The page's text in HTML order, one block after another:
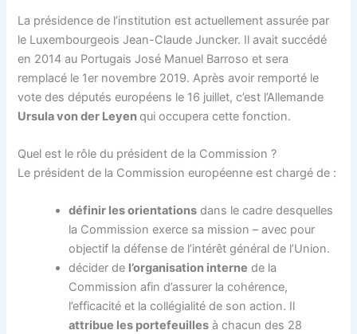
La présidence de l’institution est actuellement assurée par
le Luxembourgeois Jean-Claude Juncker. Il avait succédé
en 2014 au Portugais José Manuel Barroso et sera
remplacé le 1er novembre 2019. Après avoir remporté le
vote des députés européens le 16 juillet, c’est l’Allemande
Ursula von der Leyenqui occupera cette fonction.
Quel est le rôle du président de la Commission ?
Le président de la Commission européenne est chargé de :
définir les orientations dans le cadre desquelles
la Commission exerce sa mission – avec pour
objectif la défense de l’intérêt général de l’Union.
décider de l’organisation interne de la
Commission afin d’assurer la cohérence,
l’efficacité et la collégialité de son action. Il
attribue les portefeuilles à chacun des 28